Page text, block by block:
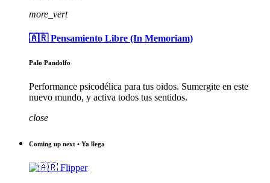
more_vert
🇦🇷 Pensamiento Libre (In Memoriam)
Palo Pandolfo
Performance psicodélica para tus oidos. Sumergite en este
nuevo mundo, y activa todos tus sentidos.
close
Coming up next • Ya llega